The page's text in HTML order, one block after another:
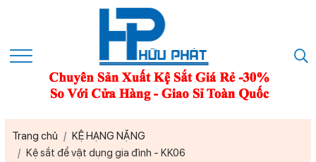
Trang chủ
KỆ HẠNG NẶNG
Kệ sắt để vật dụng gia đình - KK06